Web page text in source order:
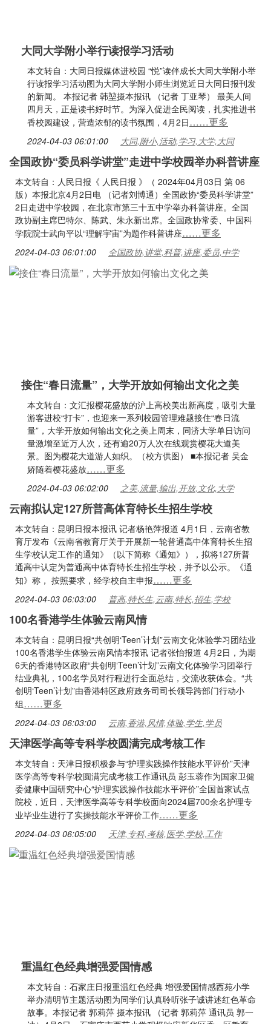
大同大学附小举行读报学习活动
本文转自：大同日报媒体进校园 “悦”读伴成长大同大学附小举
行读报学习活动图为大同大学附小师生浏览近日大同日报刊发
的新闻。 本报记者 韩堃摄本报讯 （记者 丁亚琴） 最美人间
四月天，正是读书好时节。为深入促进全民阅读，扎实推进书
香校园建设，营造浓郁的读书氛围，4月2日……更多
2024-04-03 06:01:00 大同,附小,活动,学习,大学,大同
全国政协“委员科学讲堂”走进中学校园举办科普讲座
本文转自：人民日报《 人民日报 》（ 2024年04月03日 第 06
版）本报北京4月2日电 （记者刘博通）全国政协“委员科学讲堂”
2日走进中学校园，在北京市第三十五中学举办科普讲座。全国
政协副主席巴特尔、陈武、朱永新出席。全国政协常委、中国科
学院院士武向平以“理解宇宙”为题作科普讲座……更多
2024-04-03 06:01:00 全国政协,讲堂,科普,讲座,委员,中学
接住“春日流量”，大学开放如何输出文化之美
本文转自：文汇报樱花盛放的沪上高校美出新高度，吸引大量
游客进校“打卡”，也迎来一系列校园管理难题接住“春日流
量”，大学开放如何输出文化之美上周末，同济大学单日访问
量激增至近万人次，还有逾20万人次在线观赏樱花大道美
景。图为樱花大道游人如织。（校方供图） ■本报记者 吴金
娇随着樱花盛放……更多
2024-04-03 06:02:00 之美,流量,输出,开放,文化,大学
云南拟认定127所普高体育特长生招生学校
本文转自：昆明日报本报讯 记者杨艳萍报道 4月1日，云南省教
育厅发布《云南省教育厅关于开展新一轮普通高中体育特长生招
生学校认定工作的通知》（以下简称《通知》），拟将127所普
通高中认定为普通高中体育特长生招生学校，并予以公示。《通
知》称， 按照要求，经学校自主申报……更多
2024-04-03 06:03:00 普高,特长生,云南,特长,招生,学校
100名香港学生体验云南风情
本文转自：昆明日报“共创明‘Teen’计划”云南文化体验学习团结业
100名香港学生体验云南风情本报讯 记者张怡报道 4月2日，为期
6天的香港特区政府“共创明‘Teen’计划”云南文化体验学习团举行
结业典礼，100名学员对行程进行全面总结，交流收获体会。“共
创明‘Teen’计划”由香港特区政府政务司司长领导跨部门行动小
组……更多
2024-04-03 06:03:00 云南,香港,风情,体验,学生,学员
天津医学高等专科学校圆满完成考核工作
本文转自：天津日报积极参与“护理实践操作技能水平评价”天津
医学高等专科学校圆满完成考核工作通讯员 彭玉蓉作为国家卫健
委健康中国研究中心“护理实践操作技能水平评价”全国首家试点
院校，近日，天津医学高等专科学校面向2024届700余名护理专
业毕业生进行了实操技能水平评价工作……更多
2024-04-03 06:05:00 天津,专科,考核,医学,学校,工作
重温红色经典增强爱国情感
本文转自：石家庄日报重温红色经典 增强爱国情感西苑小学
举办清明节主题活动图为同学们认真聆听张子诚讲述红色革命
故事。本报记者 郭莉萍 摄本报讯 （记者 郭莉萍 通讯员 郭一